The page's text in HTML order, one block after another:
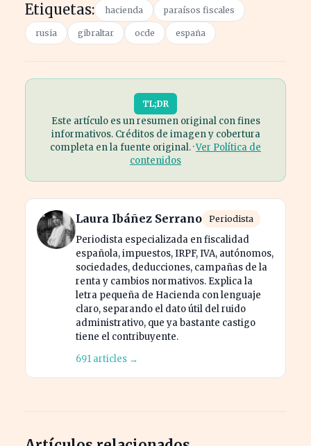
Etiquetas: hacienda paraísos fiscales
rusia gibraltar ocde españa
TL;DR
Este artículo es un resumen original con fines
informativos. Créditos de imagen y cobertura
completa en la fuente original. ·Ver Política de
contenidos
Laura Ibáñez Serrano Periodista
Periodista especializada en fiscalidad
española, impuestos, IRPF, IVA, autónomos,
sociedades, deducciones, campañas de la
renta y cambios normativos. Explica la
letra pequeña de Hacienda con lenguaje
claro, separando el dato útil del ruido
administrativo, que ya bastante castigo
tiene el contribuyente.
691 articles →